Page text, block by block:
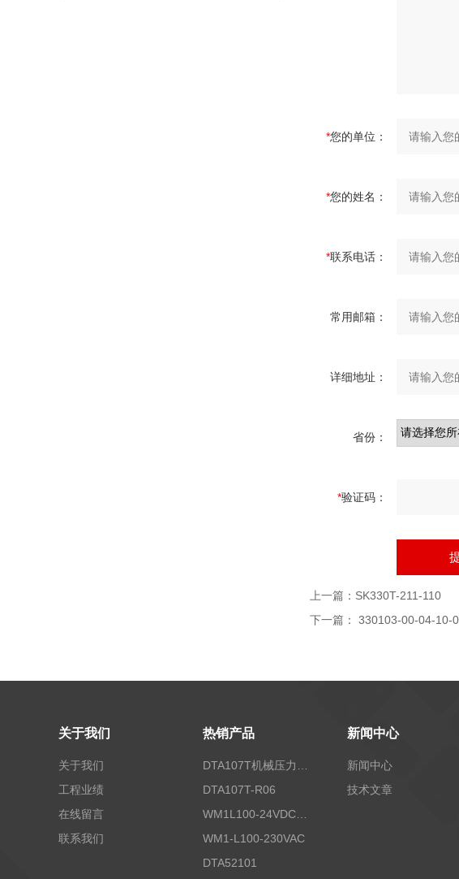
*您的单位：
*您的姓名：
*联系电话：
常用邮箱：
详细地址：
省份：
*验证码：
上一篇： SK330T-211-110
下一篇： 330103-00-04-10-
关于我们
关于我们
工程业绩
在线留言
联系我们
热销产品
DTA107T-R06
WM1-L100-230VAC
DTA52101
新闻中心
新闻中心
技术文章